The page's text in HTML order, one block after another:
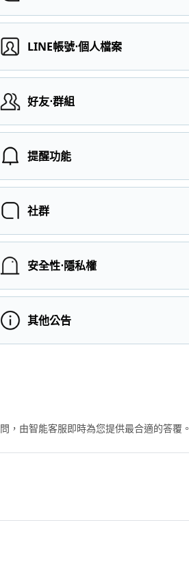
LINE帳號⋅個人檔案
好友⋅群組
提醒功能
社群
安全性⋅隱私權
其他公告
，由智能客服即時為您提供最合適的答覆。